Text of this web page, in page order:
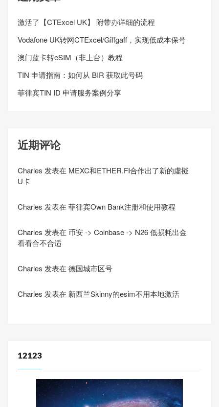
激活了【CTExcel UK】 附带办详细的流程
Vodafone UK转网CTExcel/Giffgaff，实现低成本保号
澳门蓝卡转eSIM（非上台）教程
TIN 申请指南：如何从 BIR 获取此号码
菲律宾TIN ID 申请服务案例分享
近期评论
Charles 发表在 MEXC和ETHER.FI合作出了新的虛擬
U卡
Charles 发表在 菲律宾Own Bank注册和使用教程
Charles 发表在 币安 -> Coinbase -> N26 低损耗出金
看看合不合适
Charles 发表在 德国城市区号
Charles 发表在 新西兰Skinny的esim不用本地激活
12123